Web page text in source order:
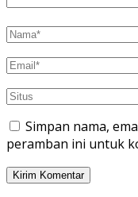
Simpan nama,
peramban ini untuk